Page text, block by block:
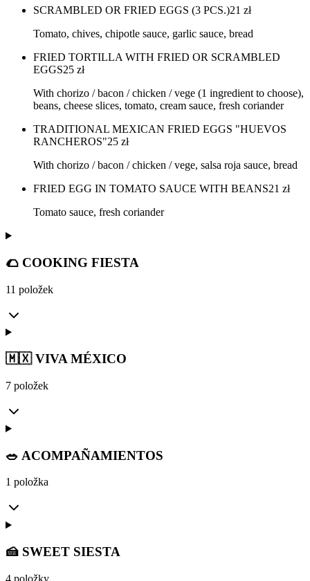
SCRAMBLED OR FRIED EGGS (3 PCS.)21 zł
Tomato, chives, chipotle sauce, garlic sauce, bread
FRIED TORTILLA WITH FRIED OR SCRAMBLED
EGGS25 zł
With chorizo / bacon / chicken / vege (1 ingredient to choose),
beans, cheese slices, tomato, cream sauce, fresh coriander
TRADITIONAL MEXICAN FRIED EGGS "HUEVOS
RANCHEROS"25 zł
With chorizo / bacon / chicken / vege, salsa roja sauce, bread
FRIED EGG IN TOMATO SAUCE WITH BEANS21 zł
Tomato sauce, fresh coriander
🌮 COOKING FIESTA
11 položek
🇲🇽 VIVA MÉXICO
7 položek
🥗 ACOMPAÑAMIENTOS
1 položka
🍰 SWEET SIESTA
4 položky